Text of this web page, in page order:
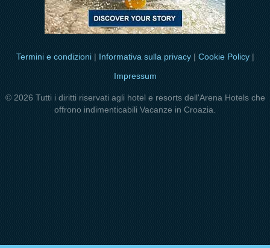
Termini e condizioni| Informativa sulla privacy| Cookie Policy|
Impressum
© 2026 Tutti i diritti riservati agli hotel e resorts dell'Arena Hotels che
offrono indimenticabili Vacanze in Croazia.